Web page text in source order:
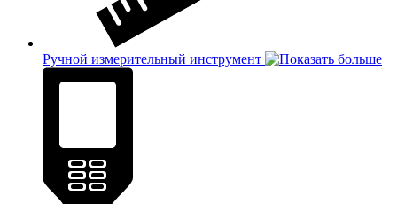
Ручной измерительный инструмент